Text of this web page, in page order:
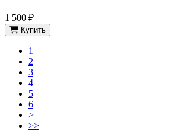
1 500 ₽
Купить
1
2
3
4
5
6
>
>>